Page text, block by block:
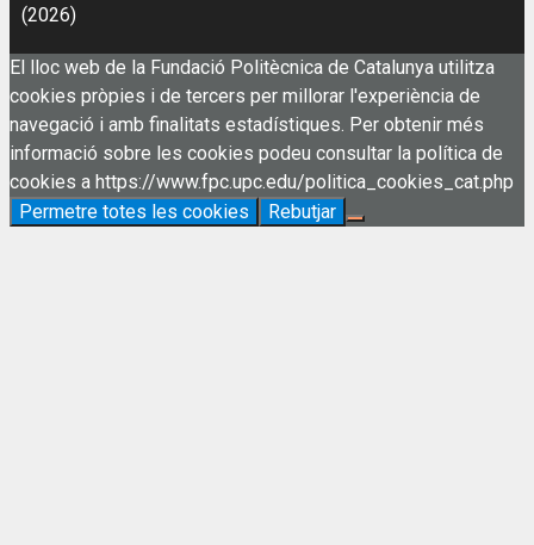
(2026)
El lloc web de la Fundació Politècnica de Catalunya utilitza
cookies pròpies i de tercers per millorar l'experiència de
navegació i amb finalitats estadístiques. Per obtenir més
informació sobre les cookies podeu consultar la política de
cookies a https://www.fpc.upc.edu/politica_cookies_cat.php
Permetre totes les cookies
Rebutjar